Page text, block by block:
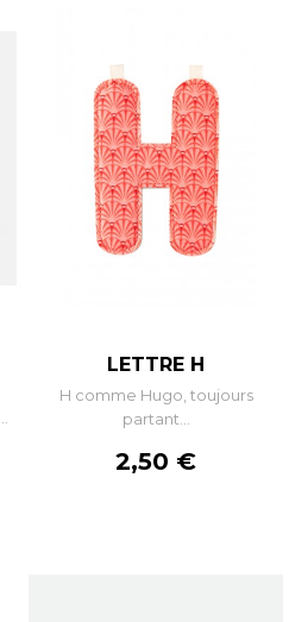
LETTRE H
H comme Hugo, toujours
partant...
Prix
2,50 €